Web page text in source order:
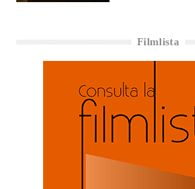
Filmlista